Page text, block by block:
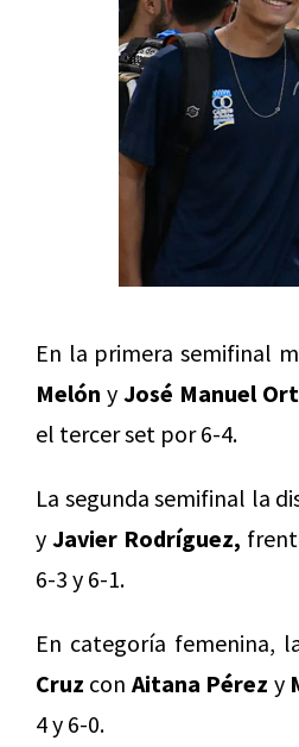
En la primera semifinal
Melón y José Manuel
el tercer set por 6-4.
La segunda semifinal la
yJavier Rodríguez,
6-3 y 6-1.
En categoría femenina,
Cruz con Aitana Pérez y
4 y 6-0.